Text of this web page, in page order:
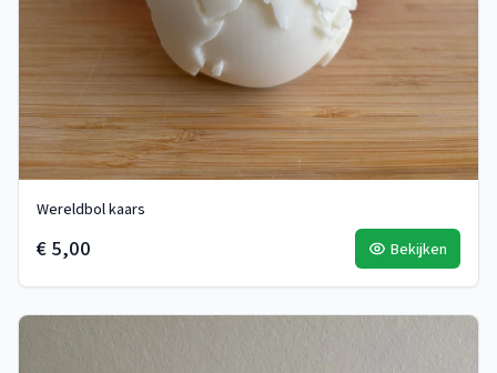
Wereldbol kaars
€ 5,00 Bekijken